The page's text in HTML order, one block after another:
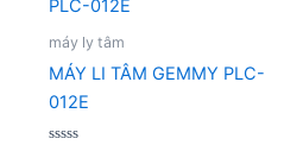
máy ly tâm
MÁY LI TÂM GEMMY PLC-
012E